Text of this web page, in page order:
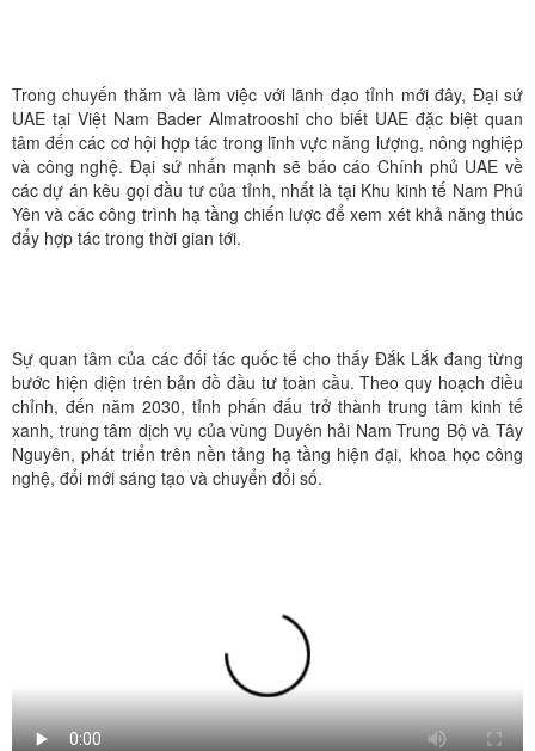
Trong chuyến thăm và làm việc với lãnh đạo tỉnh mới đây, Đại sứ
UAE tại Việt Nam Bader Almatrooshi cho biết UAE đặc biệt quan
tâm đến các cơ hội hợp tác trong lĩnh vực năng lượng, nông nghiệp
và công nghệ. Đại sứ nhấn mạnh sẽ báo cáo Chính phủ UAE về
các dự án kêu gọi đầu tư của tỉnh, nhất là tại Khu kinh tế Nam Phú
Yên và các công trình hạ tầng chiến lược để xem xét khả năng thúc
đẩy hợp tác trong thời gian tới.
Sự quan tâm của các đối tác quốc tế cho thấy Đắk Lắk đang từng
bước hiện diện trên bản đồ đầu tư toàn cầu. Theo quy hoạch điều
chỉnh, đến năm 2030, tỉnh phấn đấu trở thành trung tâm kinh tế
xanh, trung tâm dịch vụ của vùng Duyên hải Nam Trung Bộ và Tây
Nguyên, phát triển trên nền tảng hạ tầng hiện đại, khoa học công
nghệ, đổi mới sáng tạo và chuyển đổi số.